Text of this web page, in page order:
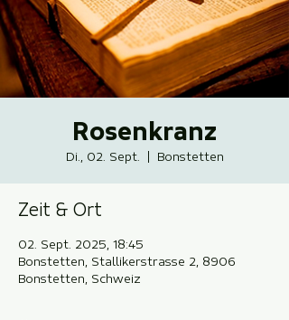
Rosenkranz
Di., 02. Sept. Bonstetten
Zeit & Ort
02. Sept. 2025, 18:45
Bonstetten, Stallikerstrasse 2, 8906
Bonstetten, Schweiz